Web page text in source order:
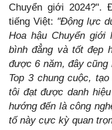
Chuyển giới 2024?".
tiếng Việt: "Động lực
Hoa hậu Chuyển
bình đẳng và tốt đẹp
được 6 năm, đây
Top 3 chung cuộc,
tôi đạt được danh
hướng đến là công
tố này cực kỳ quan